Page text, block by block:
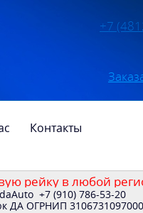
+7
Контакты
рейку в любой
+7 (910) 786-53-20
ДА ОГРНИП